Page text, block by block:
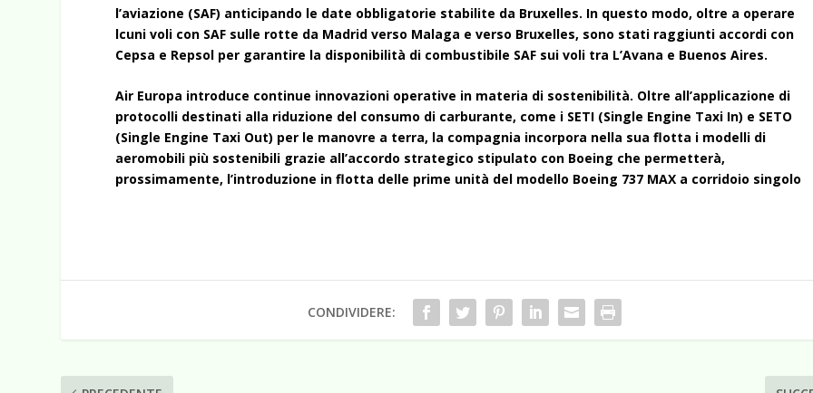
l’aviazione (SAF) anticipando le date obbligatorie stabilite da Bruxelles. In questo modo, oltre a operare
lcuni voli con SAF sulle rotte da Madrid verso Malaga e verso Bruxelles, sono stati raggiunti accordi con
Cepsa e Repsol per garantire la disponibilità di combustibile SAF sui voli tra L’Avana e Buenos Aires.
Air Europa introduce continue innovazioni operative in materia di sostenibilità. Oltre all’applicazione di
protocolli destinati alla riduzione del consumo di carburante, come i SETI (Single Engine Taxi In) e SETO
(Single Engine Taxi Out) per le manovre a terra, la compagnia incorpora nella sua flotta i modelli di
aeromobili più sostenibili grazie all’accordo strategico stipulato con Boeing che permetterà,
prossimamente, l’introduzione in flotta delle prime unità del modello Boeing 737 MAX a corridoio singolo
CONDIVIDERE: